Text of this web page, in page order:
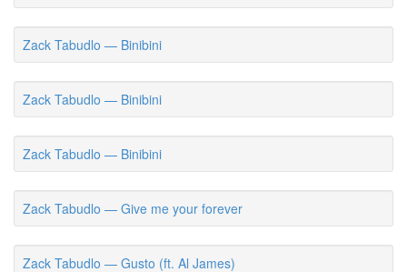
Zack Tabudlo — Binibini
Zack Tabudlo — Binibini
Zack Tabudlo — Binibini
Zack Tabudlo — Give me your forever
Zack Tabudlo — Gusto (ft. Al James)